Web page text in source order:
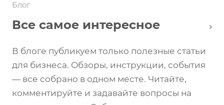
Блог
Все самое интересное
В блоге публикуем только полезные статьи
для бизнеса. Обзоры, инструкции, события
— все собрано в одном месте. Читайте,
комментируйте и задавайте вопросы на